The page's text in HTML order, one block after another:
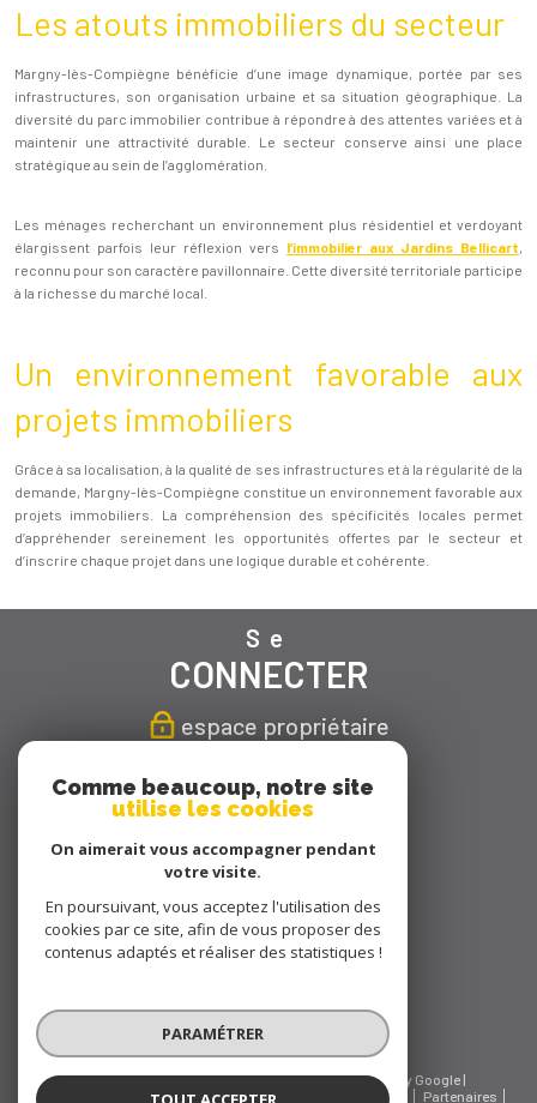
Les atouts immobiliers du secteur
Margny-lès-Compiègne bénéficie d’une image dynamique, portée par ses
infrastructures, son organisation urbaine et sa situation géographique. La
diversité du parc immobilier contribue à répondre à des attentes variées et à
maintenir une attractivité durable. Le secteur conserve ainsi une place
stratégique au sein de l’agglomération.
Les ménages recherchant un environnement plus résidentiel et verdoyant
élargissent parfois leur réflexion vers l’immobilier aux Jardins Bellicart
reconnu pour son caractère pavillonnaire. Cette diversité territoriale participe
à la richesse du marché local.
Un environnement favorable aux
projets immobiliers
Grâce à sa localisation, à la qualité de ses infrastructures et à la régularité de la
demande, Margny-lès-Compiègne constitue un environnement favorable aux
projets immobiliers. La compréhension des spécificités locales permet
d’appréhender sereinement les opportunités offertes par le secteur et
d’inscrire chaque projet dans une logique durable et cohérente.
Se
CONNECTER
espace propriétaire
Nous
SUIVRE
Nous
ADHÉRONS
© 2026 | Tous droits réservés | Traduction powered by Google |
Nos honoraires
Plan du site Mentions légales Admin Partenaires
Comme beaucoup, notre site
utilise les cookies
On aimerait vous accompagner pendant
votre visite.
En poursuivant, vous acceptez l'utilisation des
cookies par ce site, afin de vous proposer des
contenus adaptés et réaliser des statistiques !
PARAMÉTRER